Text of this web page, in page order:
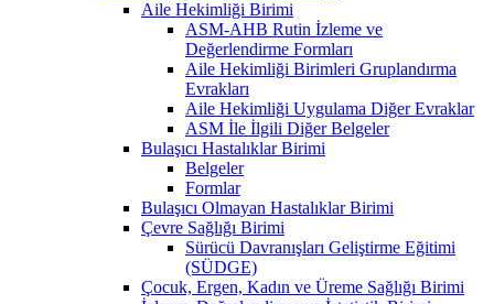
Aile Hekimliği Birimi
ASM-AHB Rutin İzleme ve
Değerlendirme Formları
Aile Hekimliği Birimleri Gruplandırma
Evrakları
Aile Hekimliği Uygulama Diğer Evraklar
ASM İle İlgili Diğer Belgeler
Bulaşıcı Hastalıklar Birimi
Belgeler
Formlar
Bulaşıcı Olmayan Hastalıklar Birimi
Çevre Sağlığı Birimi
Sürücü Davranışları Geliştirme Eğitimi
(SÜDGE)
Çocuk, Ergen, Kadın ve Üreme Sağlığı Birimi